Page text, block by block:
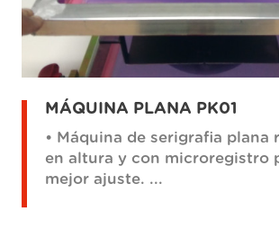
MÁQUINA PLANA PK01
• Máquina de serigrafia plana
en altura y con microregistro
mejor ajuste. ...